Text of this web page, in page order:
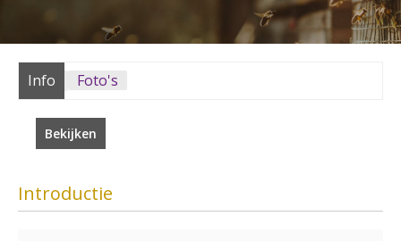
Info Foto's
Bekijken
Introductie